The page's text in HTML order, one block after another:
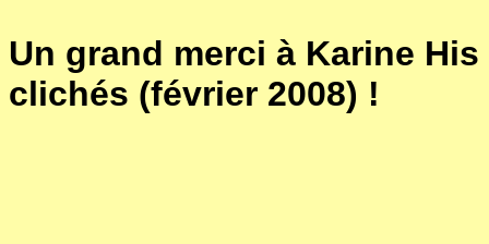
Un grand merci à Karine
clichés (février 2008) !